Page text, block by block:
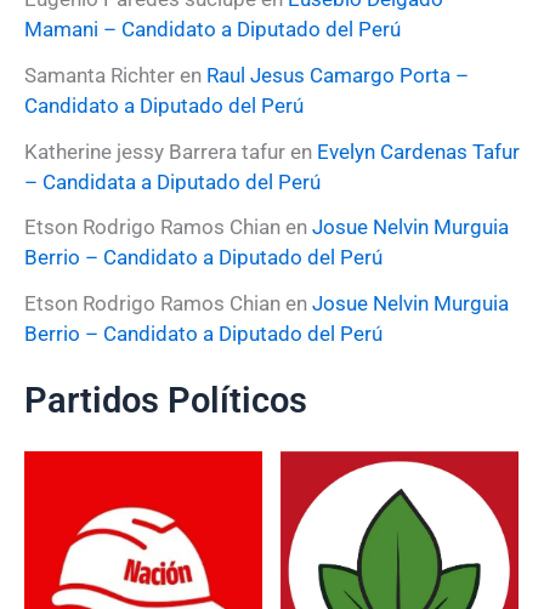
Mamani – Candidato a Diputado del Perú
Samanta Richter en Raul Jesus Camargo Porta –
Candidato a Diputado del Perú
Katherine jessy Barrera tafur en Evelyn Cardenas Tafur
– Candidata a Diputado del Perú
Etson Rodrigo Ramos Chian en Josue Nelvin Murguia
Berrio – Candidato a Diputado del Perú
Etson Rodrigo Ramos Chian en Josue Nelvin Murguia
Berrio – Candidato a Diputado del Perú
Partidos Políticos